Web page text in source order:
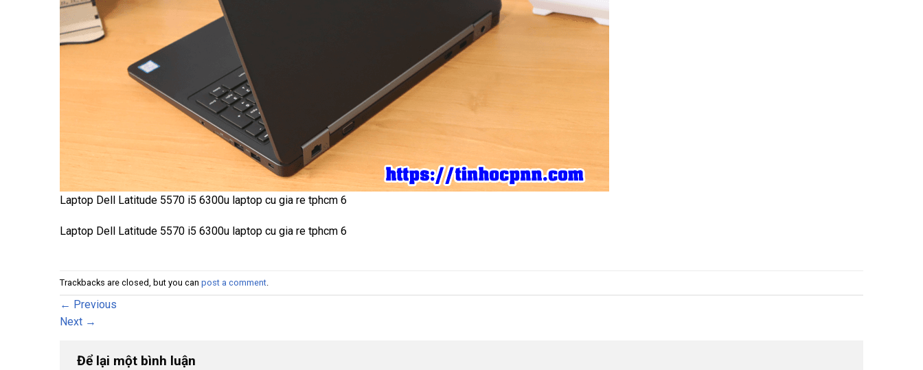
Laptop Dell Latitude 5570 i5 6300u laptop cu gia re tphcm 6
Laptop Dell Latitude 5570 i5 6300u laptop cu gia re tphcm 6
Trackbacks are closed, but you can post a comment
← Previous
Next →
Để lại một bình luận